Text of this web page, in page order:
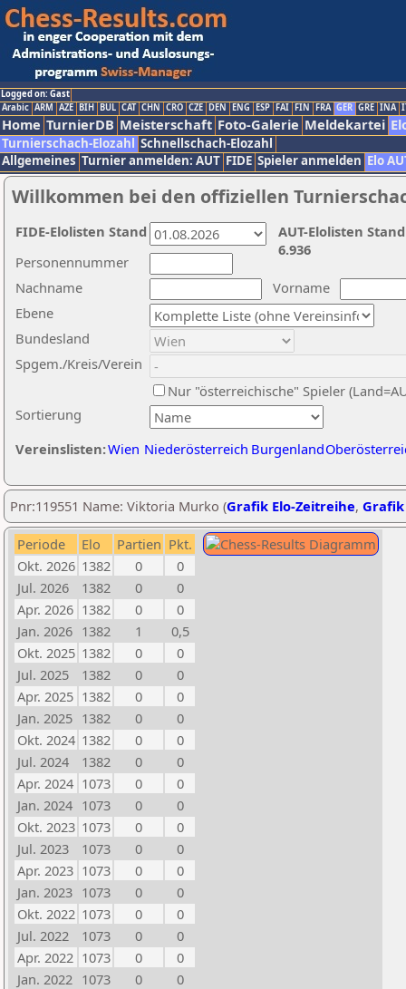
Logged on: Gast
Arabic ARM AZE BIH BUL CAT CHN CRO CZE DEN ENG ESP FAI FIN FRA GER GRE INA
Home TurnierDB Meisterschaft Foto-Galerie Meldekartei
Turnierschach-Elozahl Schnellschach-Elozahl
Allgemeines Turnier anmelden: AUT FIDE Spieler anmelden Elo
Willkommen bei den offiziellen
Nachname
Vorname
Ebene
Sortierung
Personennummer
Bundesland
Spgem./Kreis/Verein
Nur "österreichische" Spieler
Vereinslisten:Wien Niederösterreich Burgenland
AUT-Elolisten
6.936
FIDE-Elolisten Stand
Pnr:119551 Name: Viktoria Murko (Grafik Elo-Zeitreihe,
Periode Elo Partien Pkt.
Okt. 2026 1382 0
0
Jul. 2026
1382 0
0
Apr. 2026 1382 0
0
Jan. 2026 1382 1
0,5
Okt. 2025 1382 0
0
Jul. 2025
1382 0
0
Apr. 2025 1382 0
0
Jan. 2025 1382 0
0
Okt. 2024 1382 0
0
Jul. 2024
1382 0
0
Apr. 2024 1073 0
0
Jan. 2024 1073 0
0
Okt. 2023 1073 0
0
Jul. 2023
1073 0
0
Apr. 2023 1073 0
0
Jan. 2023 1073 0
0
Okt. 2022 1073 0
0
Jul. 2022
1073 0
0
Apr. 2022 1073 0
0
Jan. 2022 1073 0
0